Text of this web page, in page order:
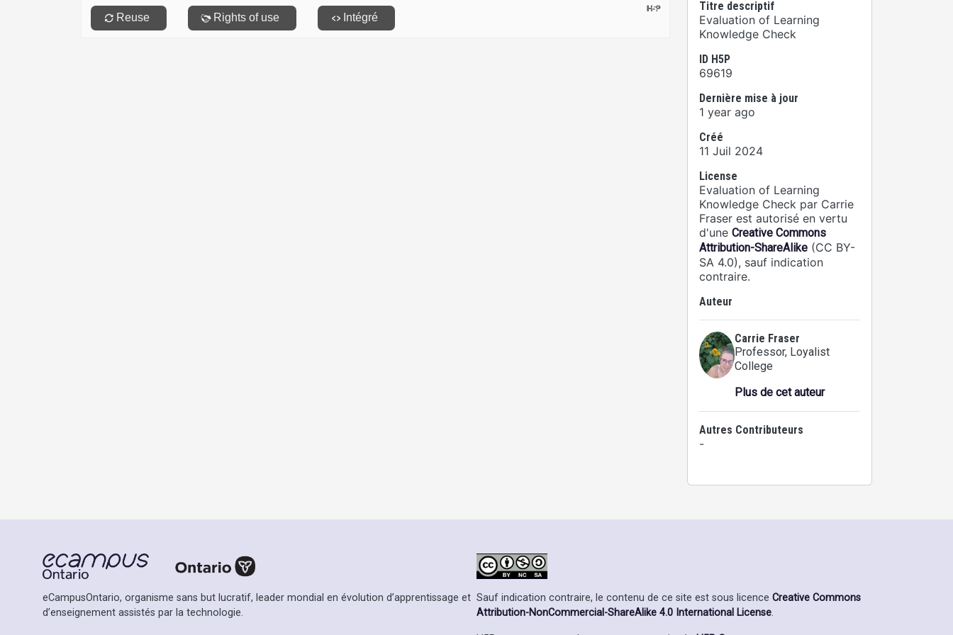
Titre descriptif
Evaluation of Learning
Knowledge Check
ID H5P
69619
Dernière mise à jour
1 year ago
Créé
11 Juil 2024
License
Evaluation of Learning
Knowledge Check par Carrie
Fraser est autorisé en vertu
d'une Creative Commons
Attribution-ShareAlike (CC BY-
SA 4.0), sauf indication
contraire.
Auteur
Carrie Fraser
Professor, Loyalist
College
Plus de cet auteur
Autres Contributeurs
-
eCampusOntario, organisme sans but lucratif, leader mondial en évolution d’apprentissage et
d’enseignement assistés par la technologie.
Sauf indication contraire, le contenu de ce site est sous licence Creative Commons
Attribution-NonCommercial-ShareAlike 4.0 International License.